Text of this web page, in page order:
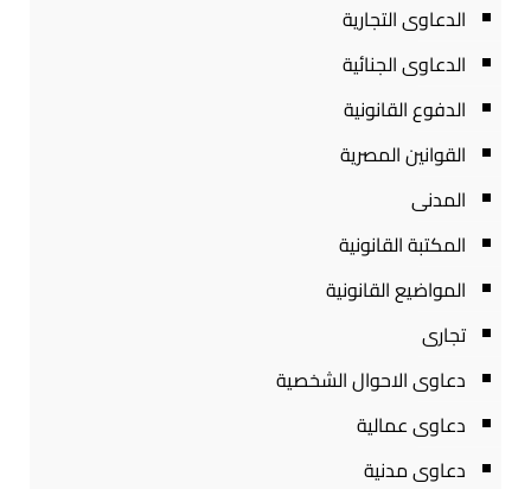
الدعاوى التجارية
الدعاوى الجنائية
الدفوع القانونية
القوانين المصرية
المدنى
المكتبة القانونية
المواضيع القانونية
تجارى
دعاوى الاحوال الشخصية
دعاوى عمالية
دعاوى مدنية